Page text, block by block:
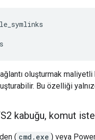
oluşturmak maliyetli
Bu özelliği
kabuğu, komut
( cmd.exe ) veya